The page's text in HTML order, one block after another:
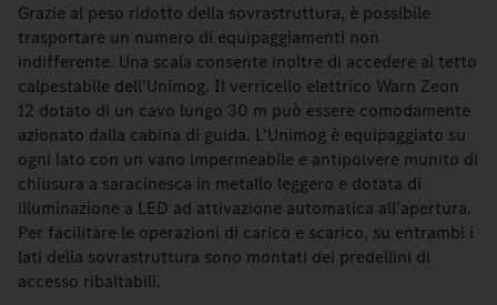
Grazie al peso ridotto della sovrastruttura, è possibile
trasportare un numero di equipaggiamenti non
indifferente. Una scala consente inoltre di accedere al tetto
calpestabile dell'Unimog. Il verricello elettrico Warn Zeon
12 dotato di un cavo lungo 30 m può essere comodamente
azionato dalla cabina di guida. L'Unimog è equipaggiato su
ogni lato con un vano impermeabile e antipolvere munito di
chiusura a saracinesca in metallo leggero e dotata di
illuminazione a LED ad attivazione automatica all'apertura.
Per facilitare le operazioni di carico e scarico, su entrambi i
lati della sovrastruttura sono montati dei predellini di
accesso ribaltabili.